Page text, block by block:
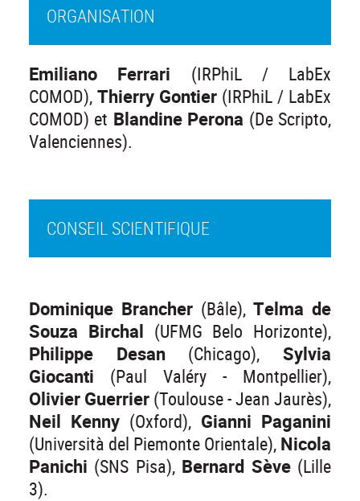
ORGANISATION
Emiliano Ferrari (IRPhiL / LabEx
COMOD), Thierry Gontier (IRPhiL / LabEx
COMOD) et Blandine Perona (De Scripto,
Valenciennes).
CONSEIL SCIENTIFIQUE
Dominique Brancher (Bâle),Telma de
Souza Birchal (UFMG Belo Horizonte),
Philippe Desan(Chicago),Sylvia
Giocanti (Paul Valéry - Montpellier),
Olivier Guerrier (Toulouse - Jean Jaurès),
Neil Kenny (Oxford), Gianni Paganini
(Università del Piemonte Orientale), Nicola
Panichi (SNS Pisa), Bernard Sève(Lille
3).